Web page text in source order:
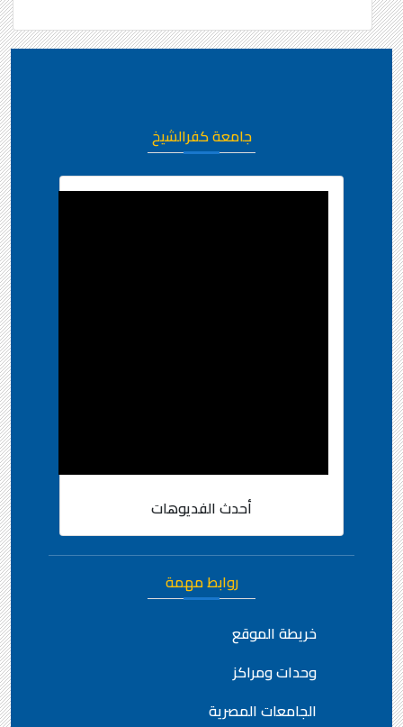
جامعة كفرالشيخ
أحدث الفديوهات
روابط مهمة
خريطة الموقع
وحدات ومراكز
الجامعات المصرية